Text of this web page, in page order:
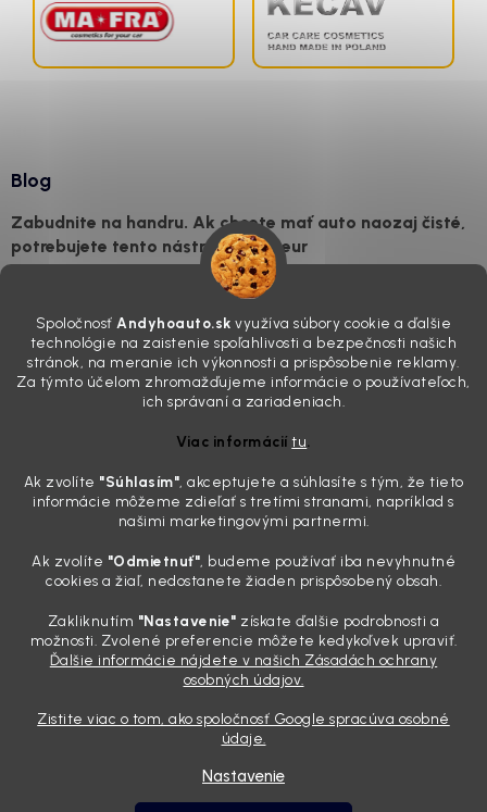
Spoločnosť Andyhoauto.sk využíva súbory cookie a ďalšie
technológie na zaistenie spoľahlivosti a bezpečnosti našich
stránok, na meranie ich výkonnosti a prispôsobenie reklamy.
Za týmto účelom zhromažďujeme informácie o používateľoch,
ich správaní a zariadeniach.
Viac informáciítu.
Ak zvolíte "Súhlasím", akceptujete a súhlasíte s tým, že tieto
informácie môžeme zdieľať s tretími stranami, napríklad s
našimi marketingovými partnermi.
Ak zvolíte "Odmietnuť", budeme používať iba nevyhnutné
cookies a žiaľ, nedostanete žiaden prispôsobený obsah.
Zakliknutím "Nastavenie" získate ďalšie podrobnosti a
možnosti. Zvolené preferencie môžete kedykoľvek upraviť.
Ďalšie informácie nájdete v našich Zásadách ochrany
osobných údajov.
Zistite viac o tom, ako spoločnosť Google spracúva osobné
údaje.
Nastavenie
Blog
Zabudnite na handru. Ak chcete mať auto naozaj čisté,
potrebujete tento nástroj za pár eur
„upratanom“ aute, no pri pohľade na palubnú dosku vás ide poraziť. V
mriežkach ventilácie, okolo tlačidiel a v švíkoch sedačiek na vás stále
drzo pozerá prach. Handra ani vysávač tam jednodu...
Detailing nemusí stáť výplatu: 5 kúskov autokozmetiky,
Sobotné ráno, káva v ruke a pred vami zaprášená kapota. Pre
niekoho nuda, pre nás najlepší relax. Lenže keď si v košíku spočítate
všetky tie fľaštičky, šampóny a utierky, výsledná suma vie poriadne
pokaziť náladu. Dobrá správa je, že aj profi výbava ...
Zabudnite na šmuhy: 7 overených vychytávok, ktoré z
28.7.2026
Poznáte ten pocit. Sobota ráno, slnko sa oprie do laku a vy namiesto
radosti vidíte len šedý povlak, zaschnuté kvapky a kolesá čierne od
bodu B, ale pre nás je to vizitka. Nič nepoka...
Vytvoril Shoptet